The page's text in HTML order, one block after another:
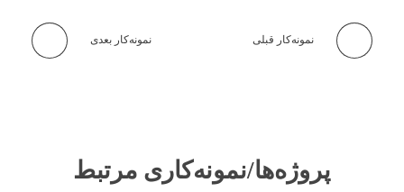
نمونه‌کار قبلی نمونه‌کار بعدی
پروژه‌ها/نمونه‌کاری مرتبط